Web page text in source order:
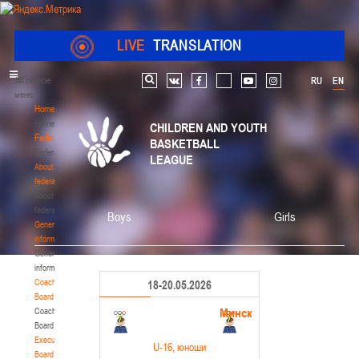
LIVE TRANSLATION
Главное
меню
Home
Home
Federation
Federation
About
federation
About
federation
General
information
General
information
Coaching
Board
Coaching
Board
Executive
Board
RU EN
Search vk facebook youtube instagram
CHILDREN AND YOUTH
BASKETBALL
LEAGUE
Boys Girls
18-20.05.2026
Минск
U-16 , юноши